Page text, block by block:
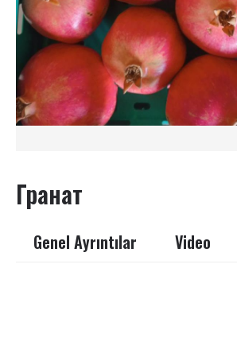
Гранат
Genel Ayrıntılar Video